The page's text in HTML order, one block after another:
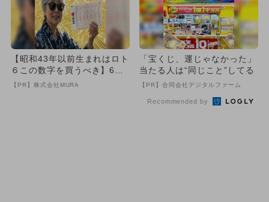
【昭和43年以前生まれはロト
６この数字を買うべき】6つ
の数字が「完全一致」する
【PR】株式会社MURA
「宝くじ、運じゃなかった」
当たる人は“同じこと”してる
【PR】合同会社デジタルファーム
Recommended by